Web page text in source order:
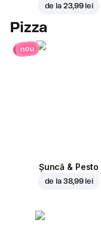
de la 23,99 lei
Pizza
nou
Șuncă & Pesto
de la 38,99 lei